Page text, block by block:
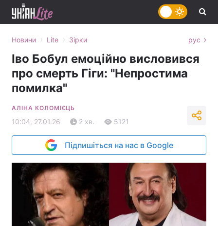
Новини › Lite › Зірки рус
Іво Бобул емоційно висловився
про смерть Гіги: "Непростима
помилка"
АЛІНА КОЛОМІЄЦЬ
10:04, 27.01.26 2 хв. 5121
Підпишіться на нас в Google